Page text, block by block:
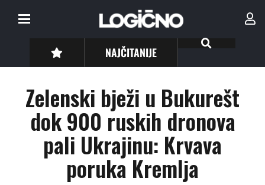
NAJČITANIJE
Zelenski bježi u Bukurešt
dok 900 ruskih dronova
pali Ukrajinu: Krvava
poruka Kremlja